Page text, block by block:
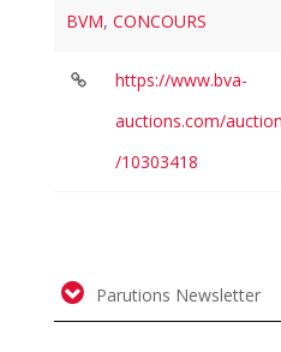
BVM,CONCOURS
https://www.bva-
auctions.com/
/10303418
Parutions Newsletter